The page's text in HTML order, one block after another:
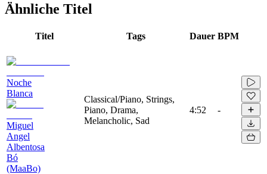
Ähnliche Titel
Titel Tags Dauer BPM
Noche
Blanca
Miguel
Angel
Albentosa
Bó
(MaaBo)
Classical/Piano, Strings,
Piano, Drama,
Melancholic, Sad
4:52 -